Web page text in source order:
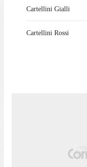
Cartellini Gialli
Cartellini Rossi